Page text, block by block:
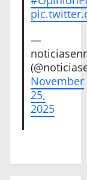
—
November
25,
2025